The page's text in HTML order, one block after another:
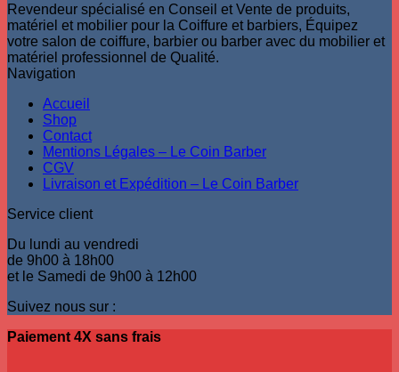
Revendeur spécialisé en Conseil et Vente de produits,
matériel et mobilier pour la Coiffure et barbiers, Équipez
votre salon de coiffure, barbier ou barber avec du mobilier et
matériel professionnel de Qualité.
Navigation
Accueil
Shop
Contact
Mentions Légales – Le Coin Barber
CGV
Livraison et Expédition – Le Coin Barber
Service client
Du lundi au vendredi
de 9h00 à 18h00
et le Samedi de 9h00 à 12h00
Suivez nous sur :
Paiement 4X sans frais